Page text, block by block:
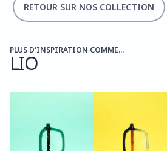
RETOUR SUR NOS COLLECTION
PLUS D'INSPIRATION COMME...
LIO